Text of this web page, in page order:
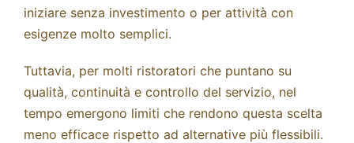
iniziare senza investimento o per attività con
esigenze molto semplici.
Tuttavia, per molti ristoratori che puntano su
qualità, continuità e controllo del servizio, nel
tempo emergono limiti che rendono questa scelta
meno efficace rispetto ad alternative più flessibili.